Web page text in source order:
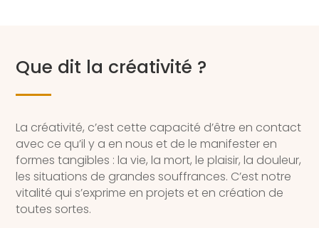
Que dit la créativité ?
La créativité, c’est cette capacité d’être en contact
avec ce qu’il y a en nous et de le manifester en
formes tangibles : la vie, la mort, le plaisir, la douleur,
les situations de grandes souffrances. C’est notre
vitalité qui s’exprime en projets et en création de
toutes sortes.